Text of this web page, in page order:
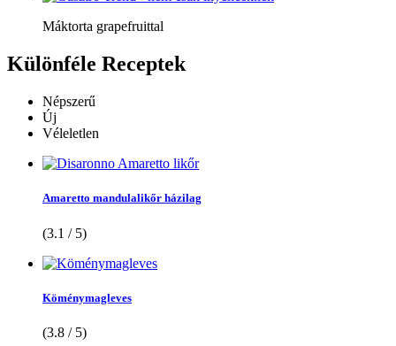
Máktorta grapefruittal
Különféle Receptek
Népszerű
Új
Véleletlen
Amaretto mandulalikőr házilag
(3.1 / 5)
Köménymagleves
(3.8 / 5)